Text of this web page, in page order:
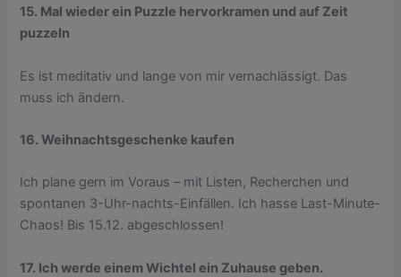
15. Mal wieder ein Puzzle hervorkramen und auf Zeit
puzzeln
Es ist meditativ und lange von mir vernachlässigt. Das
muss ich ändern.
16. Weihnachtsgeschenke kaufen
Ich plane gern im Voraus – mit Listen, Recherchen und
spontanen 3-Uhr-nachts-Einfällen. Ich hasse Last-Minute-
Chaos! Bis 15.12. abgeschlossen!
17. Ich werde einem Wichtel ein Zuhause geben.